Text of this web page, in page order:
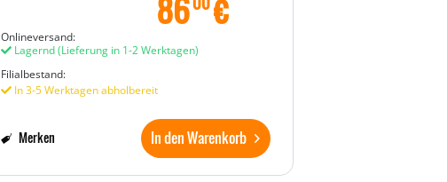
86 €
Onlineversand:
Lagernd(Lieferung in 1-2 Werktagen)
Filialbestand:
In 3-5 Werktagen abholbereit
In den Warenkorb
Merken